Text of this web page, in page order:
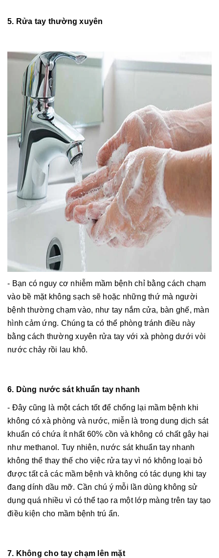
5. Rửa tay thường xuyên
- Bạn có nguy cơ nhiễm mầm bệnh chỉ bằng cách chạm
vào bề mặt không sạch sẽ hoặc những thứ mà người
bệnh thường chạm vào, như tay nắm cửa, bàn ghế, màn
hình cảm ứng. Chúng ta có thể phòng tránh điều này
bằng cách thường xuyên rửa tay với xà phòng dưới vòi
nước chảy rồi lau khô.
6. Dùng nước sát khuẩn tay nhanh
- Đây cũng là một cách tốt để chống lại mầm bệnh khi
không có xà phòng và nước, miễn là trong dung dịch sát
khuẩn có chứa ít nhất 60% cồn và không có chất gây hại
như methanol. Tuy nhiên, nước sát khuẩn tay nhanh
không thể thay thế cho việc rửa tay vì nó không loại bỏ
được tất cả các mầm bệnh và không có tác dụng khi tay
đang dính dầu mỡ. Cần chú ý mỗi lần dùng không sử
dụng quá nhiều vì có thể tạo ra một lớp màng trên tay tạo
điều kiện cho mầm bệnh trú ẩn.
7. Không cho tay chạm lên mặt